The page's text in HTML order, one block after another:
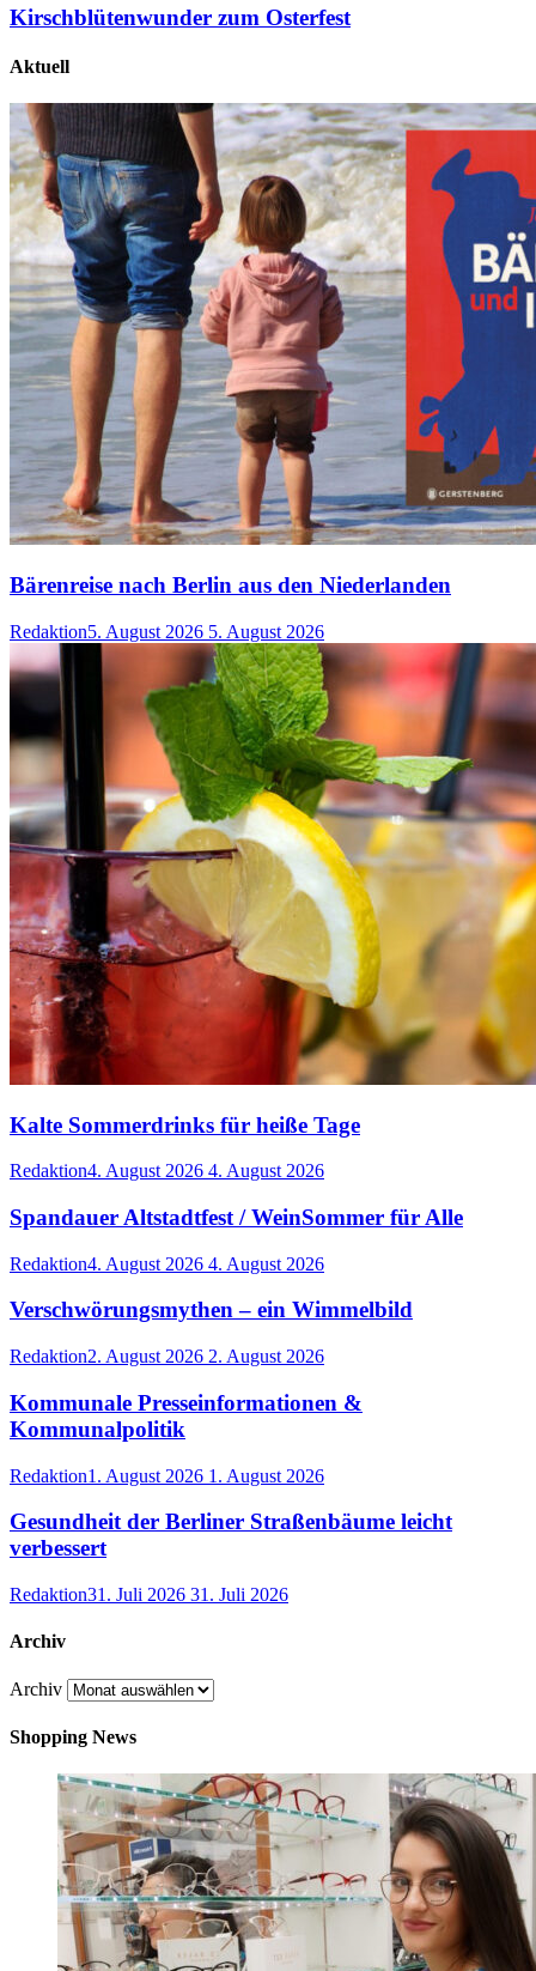
Kirschblütenwunder zum Osterfest
Aktuell
Bärenreise nach Berlin aus den Niederlanden
Redaktion5. August 2026 5. August 2026
Kalte Sommerdrinks für heiße Tage
Redaktion4. August 2026 4. August 2026
Spandauer Altstadtfest / WeinSommer für Alle
Redaktion4. August 2026 4. August 2026
Verschwörungsmythen – ein Wimmelbild
Redaktion2. August 2026 2. August 2026
Kommunale Presseinformationen &
Kommunalpolitik
Redaktion1. August 2026 1. August 2026
Gesundheit der Berliner Straßenbäume leicht
verbessert
Redaktion31. Juli 2026 31. Juli 2026
Archiv
Archiv
Shopping News